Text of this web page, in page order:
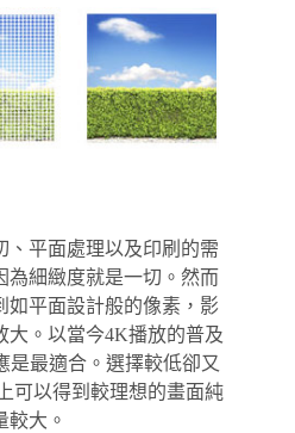
、平面處理以及印刷的需
為細緻度就是一切。然而
如平面設計般的像素，影
大。以當今4K播放的普及
是最適合。選擇較低卻又
可以得到較理想的畫面純
較大。